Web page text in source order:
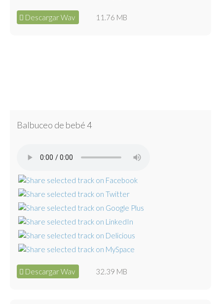
Descargar Wav 11.76 MB
Balbuceo de bebé 4
Descargar Wav 32.39 MB